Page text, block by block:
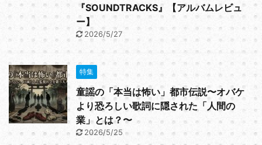
『SOUNDTRACKS』【アルバムレビュ
ー】
2026/5/27
特集
童謡の「本当は怖い」都市伝説〜オバケ
より恐ろしい歌詞に隠された「人間の
業」とは？〜
2026/5/25